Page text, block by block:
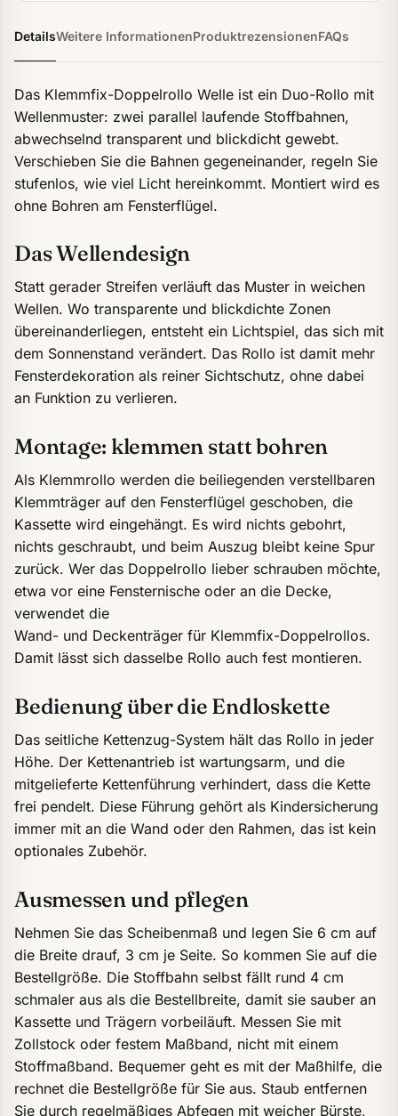
DetailsWeitere InformationenProduktrezensionenFAQs
Das Klemmfix-Doppelrollo Welle ist ein Duo-Rollo mit
Wellenmuster: zwei parallel laufende Stoffbahnen,
abwechselnd transparent und blickdicht gewebt.
Verschieben Sie die Bahnen gegeneinander, regeln Sie
stufenlos, wie viel Licht hereinkommt. Montiert wird es
ohne Bohren am Fensterflügel.
Das Wellendesign
Statt gerader Streifen verläuft das Muster in weichen
Wellen. Wo transparente und blickdichte Zonen
übereinanderliegen, entsteht ein Lichtspiel, das sich mit
dem Sonnenstand verändert. Das Rollo ist damit mehr
Fensterdekoration als reiner Sichtschutz, ohne dabei
an Funktion zu verlieren.
Montage: klemmen statt bohren
Als Klemmrollo werden die beiliegenden verstellbaren
Klemmträger auf den Fensterflügel geschoben, die
Kassette wird eingehängt. Es wird nichts gebohrt,
nichts geschraubt, und beim Auszug bleibt keine Spur
zurück. Wer das Doppelrollo lieber schrauben möchte,
etwa vor eine Fensternische oder an die Decke,
verwendet die
Wand- und Deckenträger für Klemmfix-Doppelrollos.
Damit lässt sich dasselbe Rollo auch fest montieren.
Bedienung über die Endloskette
Das seitliche Kettenzug-System hält das Rollo in jeder
Höhe. Der Kettenantrieb ist wartungsarm, und die
mitgelieferte Kettenführung verhindert, dass die Kette
frei pendelt. Diese Führung gehört als Kindersicherung
immer mit an die Wand oder den Rahmen, das ist kein
optionales Zubehör.
Ausmessen und pflegen
Nehmen Sie das Scheibenmaß und legen Sie 6 cm auf
die Breite drauf, 3 cm je Seite. So kommen Sie auf die
Bestellgröße. Die Stoffbahn selbst fällt rund 4 cm
schmaler aus als die Bestellbreite, damit sie sauber an
Kassette und Trägern vorbeiläuft. Messen Sie mit
Zollstock oder festem Maßband, nicht mit einem
Stoffmaßband. Bequemer geht es mit der Maßhilfe, die
rechnet die Bestellgröße für Sie aus. Staub entfernen
Sie durch regelmäßiges Abfegen mit weicher Bürste,